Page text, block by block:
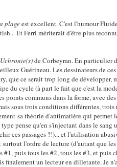
plageest excellent. C'est l'humour
Et Ferri mériterait d'être plus
Uchronie(s)de Corbeyran. En particulier
Guérineau. Les dessinateurs de
que ce serait trop long de développer,
du cycle (à part le fait que c'est la
points communs dans la forme, avec
sous trois conditions différentes,
sa théorie d'antimatière qui permet
pense qu'en s'injectant dans le sang
ces passages ?!)... et l'utilisation
surtout l'ordre de lecture (d'autant que
puis tous les #2, tous les #3, et puis
finalement un lecteur en dilletante. Je